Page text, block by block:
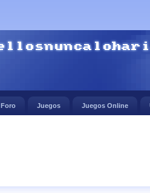
Foro Juegos Juegos Online